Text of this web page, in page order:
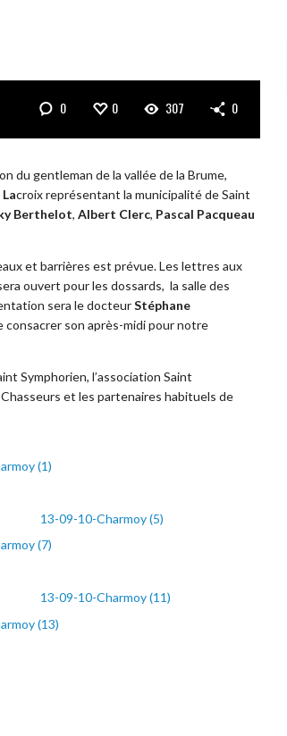
0 0 307 0
du gentleman de la vallée de la Brume,
croix représentant la municipalité de Saint
Berthelot, Albert Clerc, Pascal Pacqueau
et barrières est prévue. Les lettres aux
ouvert pour les dossards, la salle des
sera le docteurStéphane
consacrer son après-midi pour notre
Symphorien, l’association Saint
Chasseurs et les partenaires habituels de
(1)
13-09-10-Charmoy (5)
(7)
13-09-10-Charmoy (11)
(13)